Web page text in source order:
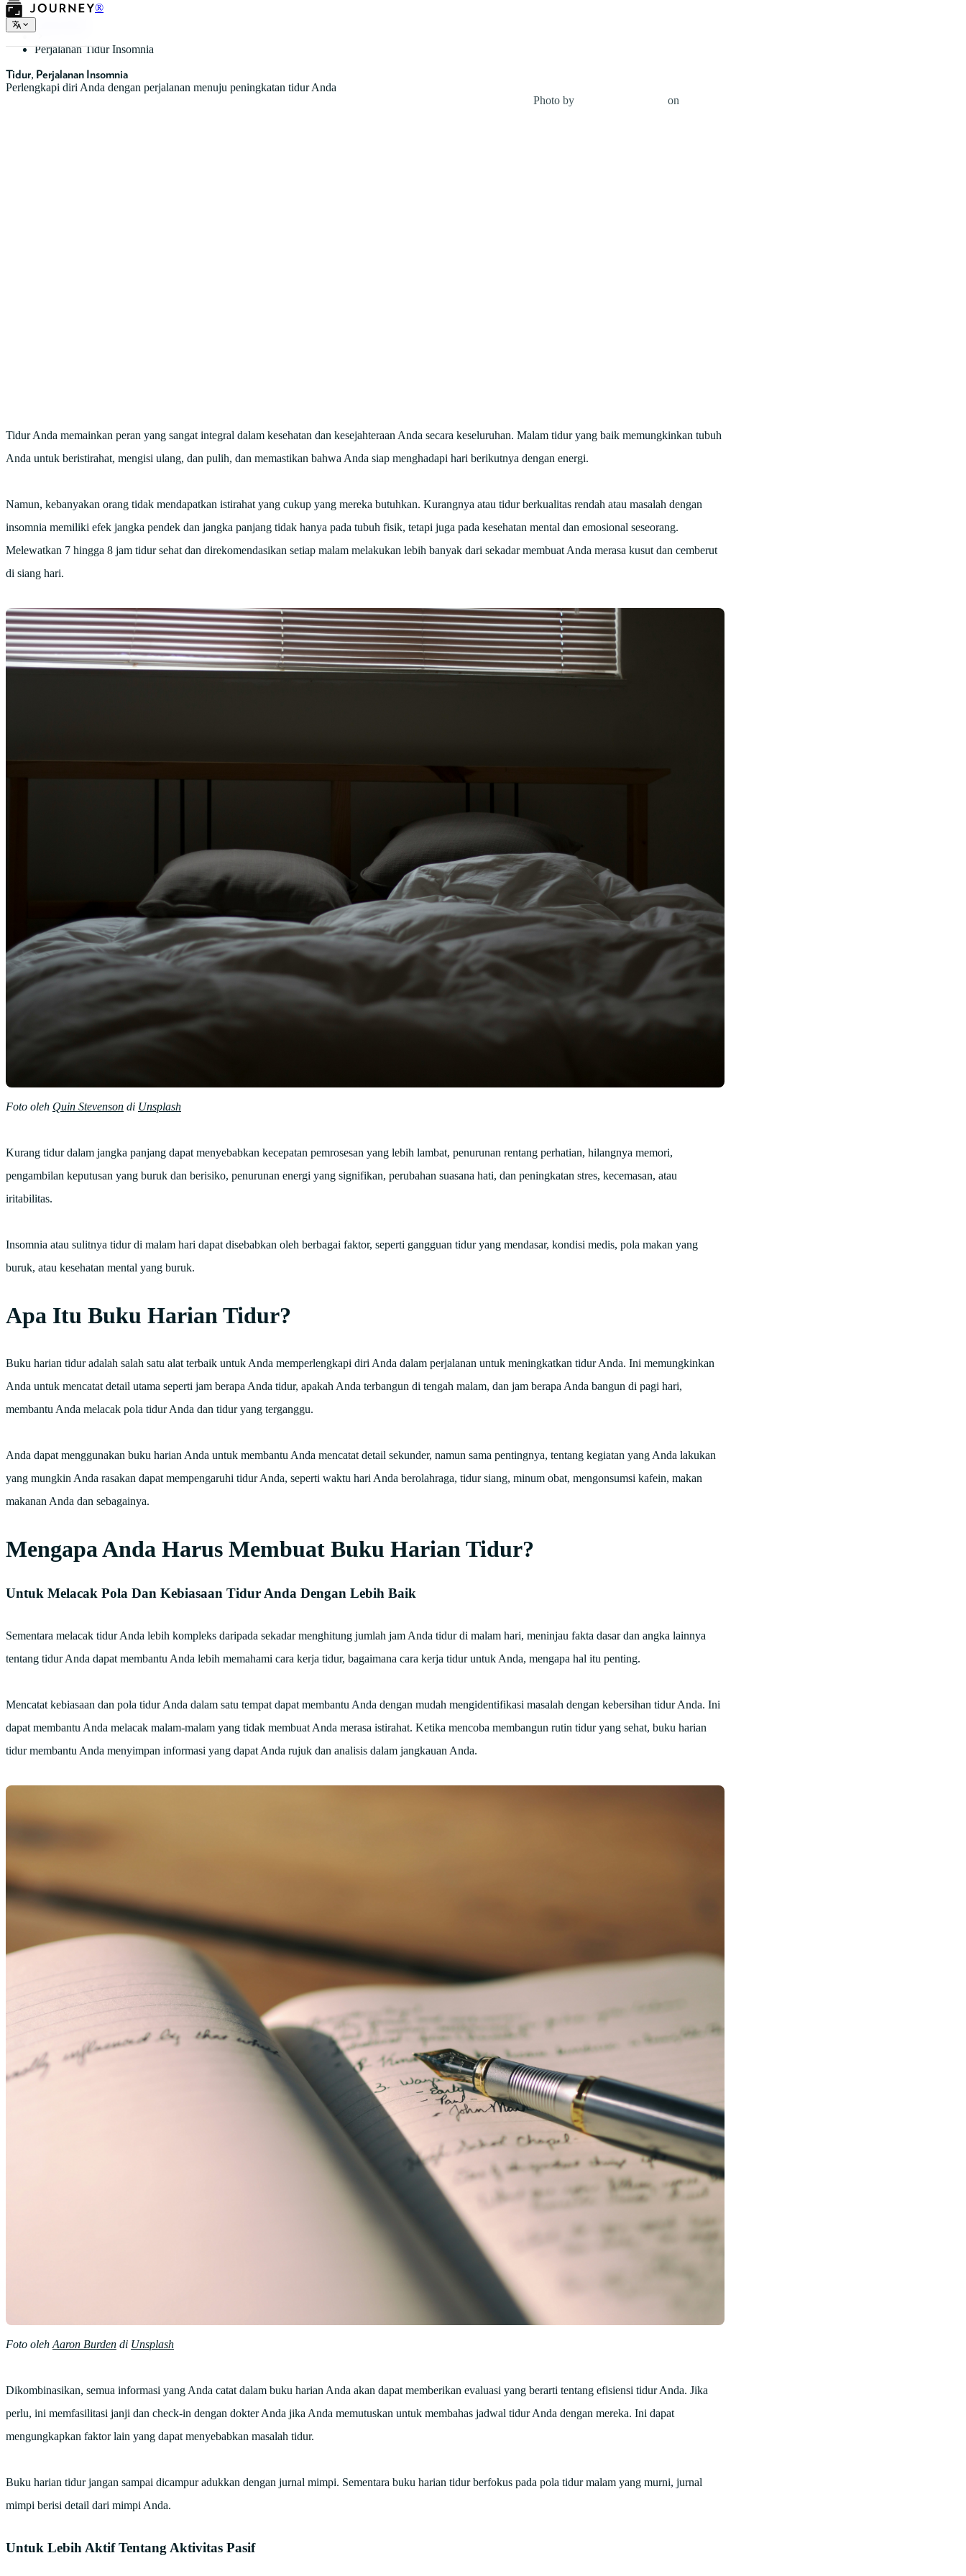
®
Jenis Jurnal
Perjalanan Tidur Insomnia
Tidur, Perjalanan Insomnia
Perlengkapi diri Anda dengan perjalanan menuju peningkatan tidur Anda
Photo by
on
Tidur Anda memainkan peran yang sangat integral dalam kesehatan dan kesejahteraan Anda secara keseluruhan. Malam tidur yang baik memungkinkan tubuh
Anda untuk beristirahat, mengisi ulang, dan pulih, dan memastikan bahwa Anda siap menghadapi hari berikutnya dengan energi.
Namun, kebanyakan orang tidak mendapatkan istirahat yang cukup yang mereka butuhkan. Kurangnya atau tidur berkualitas rendah atau masalah dengan
insomnia memiliki efek jangka pendek dan jangka panjang tidak hanya pada tubuh fisik, tetapi juga pada kesehatan mental dan emosional seseorang.
Melewatkan 7 hingga 8 jam tidur sehat dan direkomendasikan setiap malam melakukan lebih banyak dari sekadar membuat Anda merasa kusut dan cemberut
di siang hari.
Foto oleh Quin Stevenson di Unsplash
Kurang tidur dalam jangka panjang dapat menyebabkan kecepatan pemrosesan yang lebih lambat, penurunan rentang perhatian, hilangnya memori,
pengambilan keputusan yang buruk dan berisiko, penurunan energi yang signifikan, perubahan suasana hati, dan peningkatan stres, kecemasan, atau
iritabilitas.
Insomnia atau sulitnya tidur di malam hari dapat disebabkan oleh berbagai faktor, seperti gangguan tidur yang mendasar, kondisi medis, pola makan yang
buruk, atau kesehatan mental yang buruk.
Apa Itu Buku Harian Tidur?
Buku harian tidur adalah salah satu alat terbaik untuk Anda memperlengkapi diri Anda dalam perjalanan untuk meningkatkan tidur Anda. Ini memungkinkan
Anda untuk mencatat detail utama seperti jam berapa Anda tidur, apakah Anda terbangun di tengah malam, dan jam berapa Anda bangun di pagi hari,
membantu Anda melacak pola tidur Anda dan tidur yang terganggu.
Anda dapat menggunakan buku harian Anda untuk membantu Anda mencatat detail sekunder, namun sama pentingnya, tentang kegiatan yang Anda lakukan
yang mungkin Anda rasakan dapat mempengaruhi tidur Anda, seperti waktu hari Anda berolahraga, tidur siang, minum obat, mengonsumsi kafein, makan
makanan Anda dan sebagainya.
Mengapa Anda Harus Membuat Buku Harian Tidur?
Untuk Melacak Pola Dan Kebiasaan Tidur Anda Dengan Lebih Baik
Sementara melacak tidur Anda lebih kompleks daripada sekadar menghitung jumlah jam Anda tidur di malam hari, meninjau fakta dasar dan angka lainnya
tentang tidur Anda dapat membantu Anda lebih memahami cara kerja tidur, bagaimana cara kerja tidur untuk Anda, mengapa hal itu penting.
Mencatat kebiasaan dan pola tidur Anda dalam satu tempat dapat membantu Anda dengan mudah mengidentifikasi masalah dengan kebersihan tidur Anda. Ini
dapat membantu Anda melacak malam-malam yang tidak membuat Anda merasa istirahat. Ketika mencoba membangun rutin tidur yang sehat, buku harian
tidur membantu Anda menyimpan informasi yang dapat Anda rujuk dan analisis dalam jangkauan Anda.
Foto oleh Aaron Burden di Unsplash
Dikombinasikan, semua informasi yang Anda catat dalam buku harian Anda akan dapat memberikan evaluasi yang berarti tentang efisiensi tidur Anda. Jika
perlu, ini memfasilitasi janji dan check-in dengan dokter Anda jika Anda memutuskan untuk membahas jadwal tidur Anda dengan mereka. Ini dapat
mengungkapkan faktor lain yang dapat menyebabkan masalah tidur.
Buku harian tidur jangan sampai dicampur adukkan dengan jurnal mimpi. Sementara buku harian tidur berfokus pada pola tidur malam yang murni, jurnal
mimpi berisi detail dari mimpi Anda.
Untuk Lebih Aktif Tentang Aktivitas Pasif